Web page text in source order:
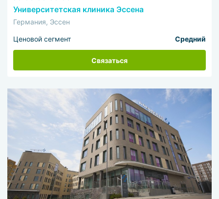
Университетская клиника Эссена
Германия, Эссен
Ценовой сегмент Средний
Связаться